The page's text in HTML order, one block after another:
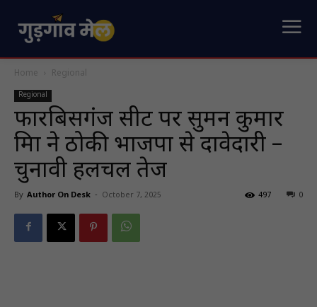
Home Regional
Regional
फारबिसगंज सीट पर सुमन कुमार
मिश्रा ने ठोकी भाजपा से दावेदारी –
चुनावी हलचल तेज
By Author On Desk - October 7, 2025 0
497